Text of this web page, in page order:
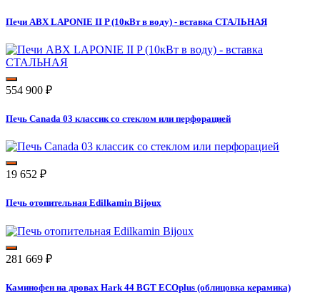
Печи ABX LAPONIE II P (10кВт в воду) - вставка СТАЛЬНАЯ
554 900 ₽
Печь Canada 03 классик со стеклом или перфорацией
19 652 ₽
Печь отопительная Edilkamin Bijoux
281 669 ₽
Каминофен на дровах Hark 44 BGT ECOplus (облицовка керамика)